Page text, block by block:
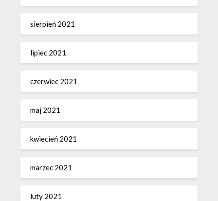
sierpień 2021
lipiec 2021
czerwiec 2021
maj 2021
kwiecień 2021
marzec 2021
luty 2021